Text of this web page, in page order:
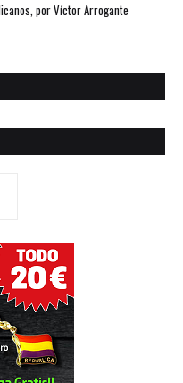
por Víctor Arrogante